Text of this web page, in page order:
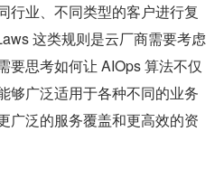
行业、不同类型的客户进行复
这类规则是云厂商需要考虑
要思考如何让 AIOps 算法不仅
够广泛适用于各种不同的业务
广泛的服务覆盖和更高效的资